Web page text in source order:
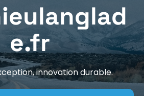
e.fr
innovation durable.